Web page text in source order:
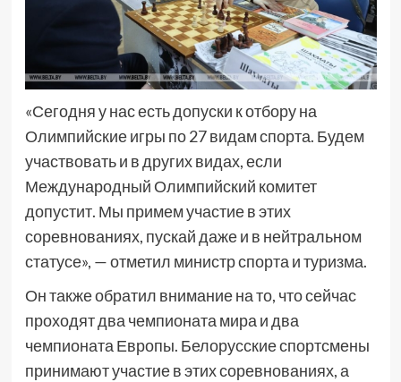
«Сегодня у нас есть допуски к отбору на
Олимпийские игры по 27 видам спорта. Будем
участвовать и в других видах, если
Международный Олимпийский комитет
допустит. Мы примем участие в этих
соревнованиях, пускай даже и в нейтральном
статусе», — отметил министр спорта и туризма.
Он также обратил внимание на то, что сейчас
проходят два чемпионата мира и два
чемпионата Европы. Белорусские спортсмены
принимают участие в этих соревнованиях, а